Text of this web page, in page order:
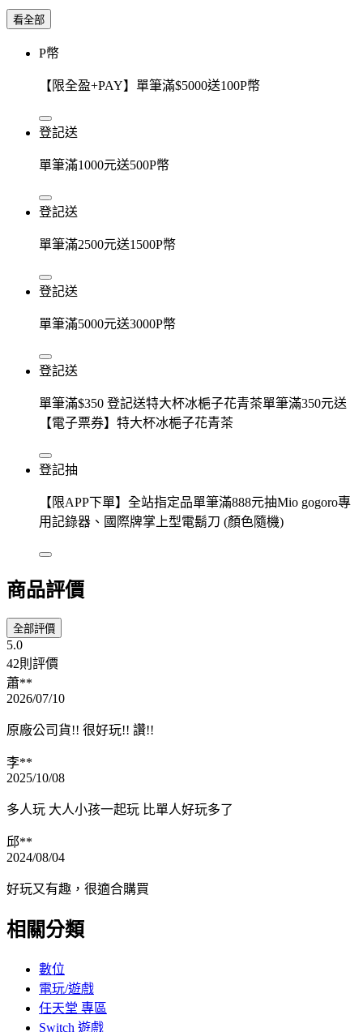
看全部
P幣
【限全盈+PAY】單筆滿$5000送100P幣
登記送
單筆滿1000元送500P幣
登記送
單筆滿2500元送1500P幣
登記送
單筆滿5000元送3000P幣
登記送
單筆滿$350 登記送特大杯冰梔子花青茶單筆滿350元送
【電子票券】特大杯冰梔子花青茶
登記抽
【限APP下單】全站指定品單筆滿888元抽Mio gogoro專
用記錄器、國際牌掌上型電鬍刀 (顏色隨機)
商品評價
全部評價
5.0
42則評價
蕭**
2026/07/10
原廠公司貨!! 很好玩!! 讚!!
李**
2025/10/08
多人玩 大人小孩一起玩 比單人好玩多了
邱**
2024/08/04
好玩又有趣，很適合購買
相關分類
數位
電玩/遊戲
任天堂 專區
Switch 遊戲